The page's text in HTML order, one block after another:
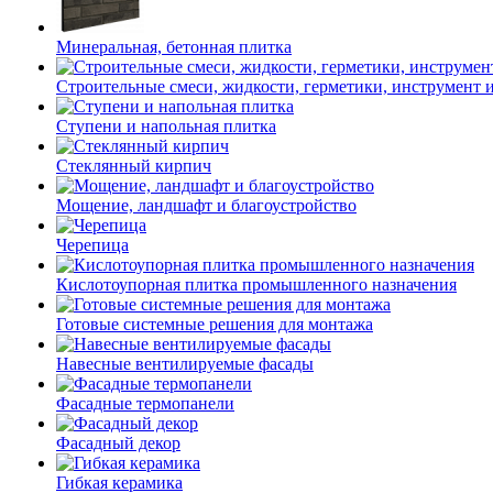
Минеральная, бетонная плитка
Строительные смеси, жидкости, герметики, инструмент
Ступени и напольная плитка
Cтеклянный кирпич
Мощение, ландшафт и благоустройство
Черепица
Кислотоупорная плитка промышленного назначения
Готовые системные решения для монтажа
Навесные вентилируемые фасады
Фасадные термопанели
Фасадный декор
Гибкая керамика